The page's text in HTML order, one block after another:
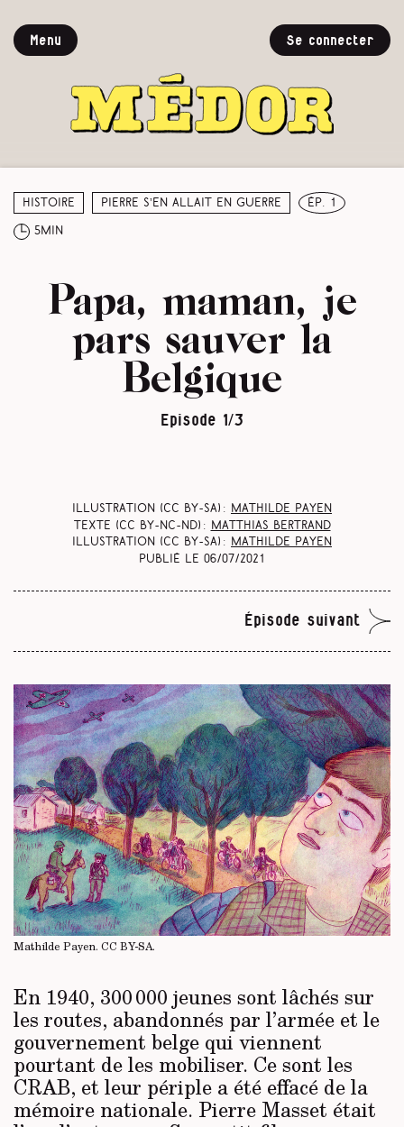
Menu Se connecter
Histoire Pierre s’en allait en guerre ép. 1
5min
Papa, maman, je
pars sauver la
Belgique
Episode 1/3
Illustration (CC BY-SA) :
Mathilde Payen
Texte (CC BY-NC-ND) :
Matthias Bertrand
Illustration (CC BY-SA) :
Mathilde Payen
Publié le 06/07/2021
Épisode suivant
Mathilde Payen. CC BY-SA.
En 1940, 300 000 jeunes sont lâchés sur
les routes, abandonnés par l’armée et le
gouvernement belge qui viennent
pourtant de les mobiliser. Ce sont les
CRAB, et leur périple a été effacé de la
mémoire nationale. Pierre Masset était